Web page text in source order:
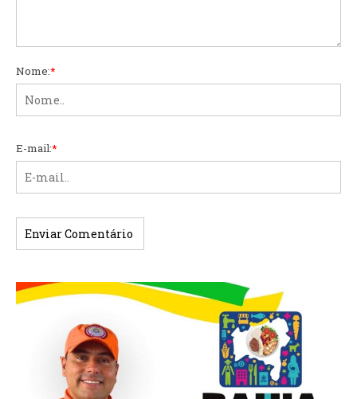
Nome:*
E-mail:*